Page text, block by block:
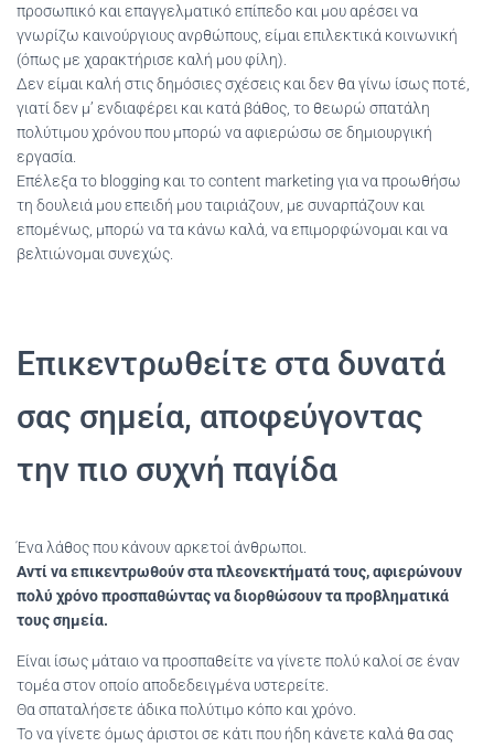
προσωπικό και επαγγελματικό επίπεδο και μου αρέσει να
γνωρίζω καινούργιους ανρθώπους, είμαι επιλεκτικά κοινωνική
(όπως με χαρακτήρισε καλή μου φίλη).
Δεν είμαι καλή στις δημόσιες σχέσεις και δεν θα γίνω ίσως ποτέ,
γιατί δεν μ’ ενδιαφέρει και κατά βάθος, το θεωρώ σπατάλη
πολύτιμου χρόνου που μπορώ να αφιερώσω σε δημιουργική
εργασία.
Επέλεξα το blogging και το content marketing για να προωθήσω
τη δουλειά μου επειδή μου ταιριάζουν, με συναρπάζουν και
επομένως, μπορώ να τα κάνω καλά, να επιμορφώνομαι και να
βελτιώνομαι συνεχώς.
Επικεντρωθείτε στα δυνατά
σας σημεία, αποφεύγοντας
την πιο συχνή παγίδα
Ένα λάθος που κάνουν αρκετοί άνθρωποι.
Αντί να επικεντρωθούν στα πλεονεκτήματά τους, αφιερώνουν
πολύ χρόνο προσπαθώντας να διορθώσουν τα προβληματικά
τους σημεία.
Είναι ίσως μάταιο να προσπαθείτε να γίνετε πολύ καλοί σε έναν
τομέα στον οποίο αποδεδειγμένα υστερείτε.
Θα σπαταλήσετε άδικα πολύτιμο κόπο και χρόνο.
Το να γίνετε όμως άριστοι σε κάτι που ήδη κάνετε καλά θα σας